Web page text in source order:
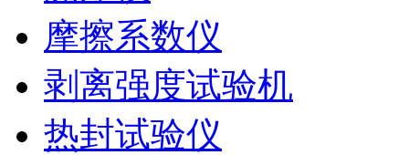
摩擦系数仪
剥离强度试验机
热封试验仪